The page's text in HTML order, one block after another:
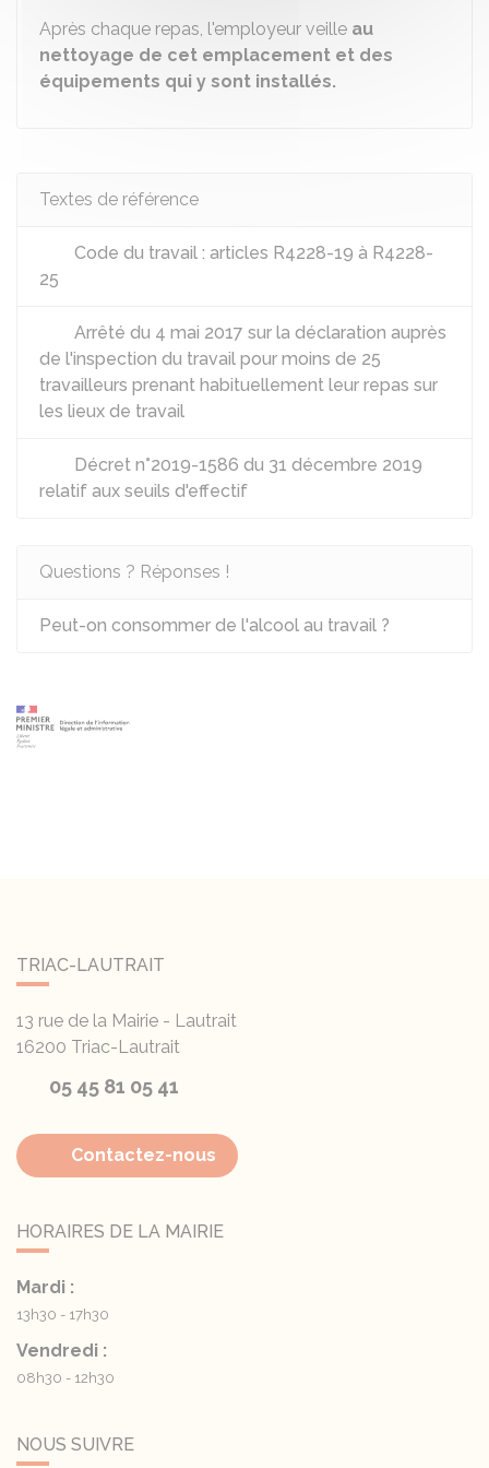
Après chaque repas, l'employeur veille au
nettoyage de cet emplacement et des
équipements qui y sont installés.
Textes de référence
Code du travail : articles R4228-19 à R4228-
25
Arrêté du 4 mai 2017 sur la déclaration auprès
de l'inspection du travail pour moins de 25
travailleurs prenant habituellement leur repas sur
les lieux de travail
Décret n°2019-1586 du 31 décembre 2019
relatif aux seuils d'effectif
Questions ? Réponses !
Peut-on consommer de l'alcool au travail ?
TRIAC-LAUTRAIT
13 rue de la Mairie - Lautrait
16200 Triac-Lautrait
05 45 81 05 41
Contactez-nous
HORAIRES DE LA MAIRIE
Mardi :
13h30 - 17h30
Vendredi :
08h30 - 12h30
NOUS SUIVRE